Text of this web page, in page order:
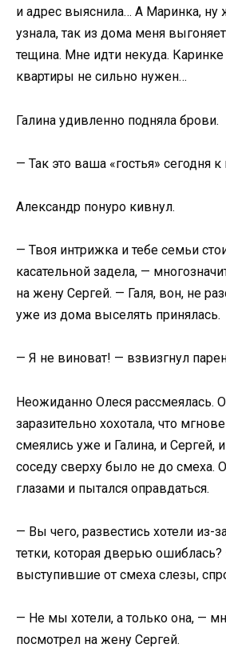
и адрес выяснила… А Маринка, ну
узнала, так из дома меня
тещина. Мне идти некуда.
квартиры не сильно нужен…
Галина удивленно подняла брови.
— Так это ваша «гостья» сегодня
Александр понуро кивнул.
— Твоя интрижка и тебе семьи
касательной задела, —
на жену Сергей. — Галя, вон, не
уже из дома выселять принялась.
— Я не виноват! — взвизгнул
Неожиданно Олеся рассмеялась.
заразительно хохотала, что
смеялись уже и Галина, и Сергей,
соседу сверху было не до смеха.
глазами и пытался оправдаться.
— Вы чего, развестись хотели из-
тетки, которая дверью
выступившие от смеха слезы,
— Не мы хотели, а только она, —
посмотрел на жену Сергей.